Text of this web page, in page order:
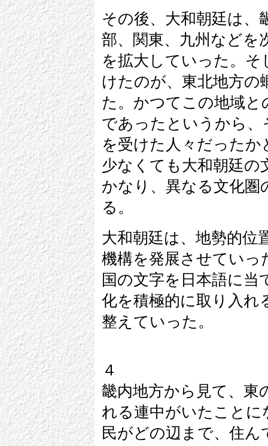
その後、大和朝廷は、
部、関東、九州などを
を拡大していった。
けたのが、東北地方
た。かつてこの地域と
であったというから
を受けた人々だった
少なくても大和朝廷の
かなり、異なる文化
る。
大和朝廷は、地勢的位
機構を発展させていっ
国の文字を日本語に
化を積極的に取り入れ
整えていった。
４
畿内地方から見て、東
れる連中がいたこと
民がどの辺まで、住